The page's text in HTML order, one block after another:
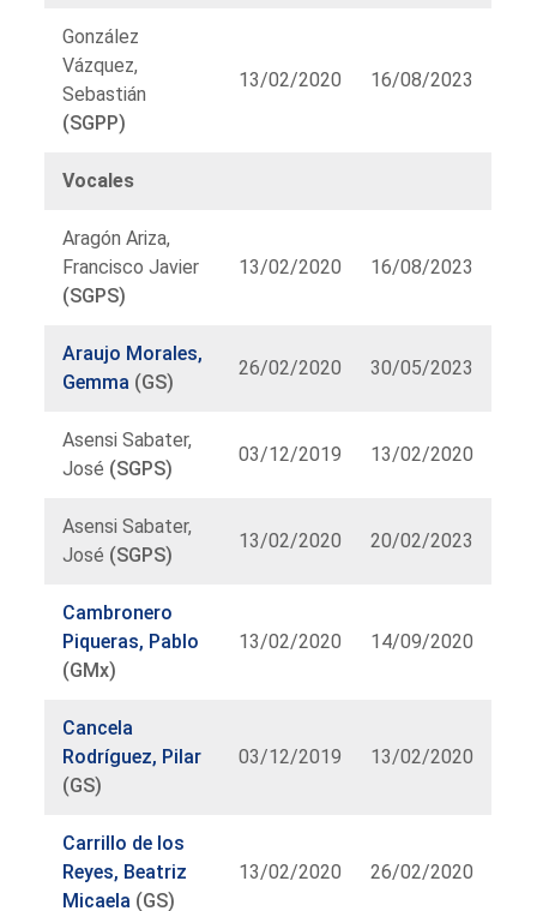
González
Vázquez,
Sebastián
(SGPP)
13/02/2020 16/08/2023
Vocales
Aragón Ariza,
Francisco Javier
(SGPS)
13/02/2020 16/08/2023
Araujo Morales,
Gemma (GS)
26/02/2020 30/05/2023
Asensi Sabater,
José (SGPS)
03/12/2019 13/02/2020
Asensi Sabater,
José (SGPS)
13/02/2020 20/02/2023
Cambronero
Piqueras, Pablo
(GMx)
13/02/2020 14/09/2020
Cancela
Rodríguez, Pilar
(GS)
03/12/2019 13/02/2020
Carrillo de los
Reyes, Beatriz
Micaela (GS)
13/02/2020 26/02/2020